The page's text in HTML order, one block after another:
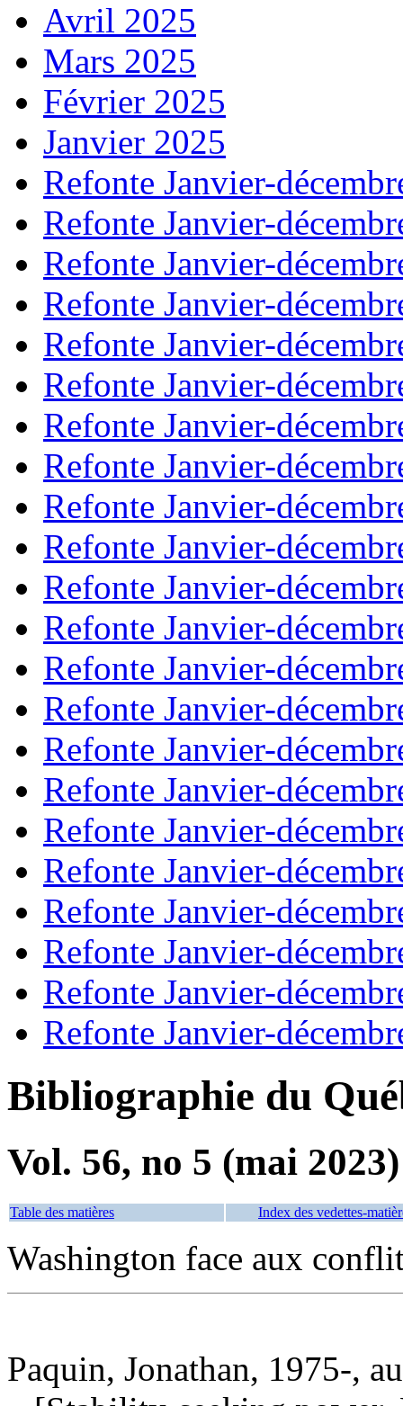
Avril 2025
Mars 2025
Février 2025
Janvier 2025
Refonte Janvier-
Refonte Janvier-
Refonte Janvier-
Refonte Janvier-
Refonte Janvier-
Refonte Janvier-
Refonte Janvier-
Refonte Janvier-
Refonte Janvier-
Refonte Janvier-
Refonte Janvier-
Refonte Janvier-
Refonte Janvier-
Refonte Janvier-
Refonte Janvier-
Refonte Janvier-
Refonte Janvier-
Refonte Janvier-
Refonte Janvier-
Refonte Janvier-
Refonte Janvier-
Refonte Janvier-
Bibliographie du
Vol. 56, no 5 (mai 2023)
Table des matières Index des vedettes-
Washington face aux
Paquin, Jonathan, 1975-,